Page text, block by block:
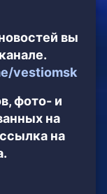
вы
vestiomsk
фото- и
на
на